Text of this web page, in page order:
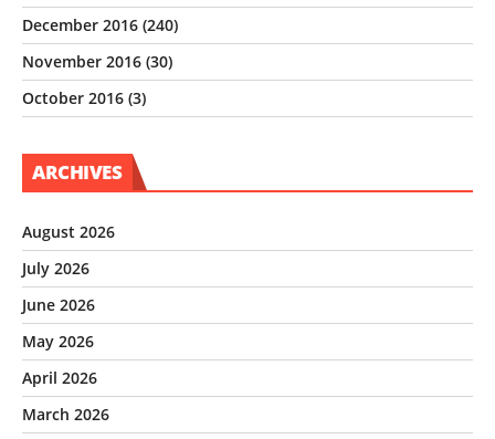
December 2016 (240)
November 2016 (30)
October 2016 (3)
ARCHIVES
August 2026
July 2026
June 2026
May 2026
April 2026
March 2026